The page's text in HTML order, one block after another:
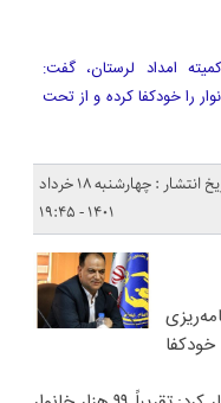
امداد لرستان، گفت:
ما این است که امسال ۳۰۰۰ خانوار را خودکفا ‌کرده و از تحت
تاریخ انتشار : چهارشنبه ۱۸ خرداد
۱۴۰۱ - ۱۹:۴۵
خانوار را خودکفا